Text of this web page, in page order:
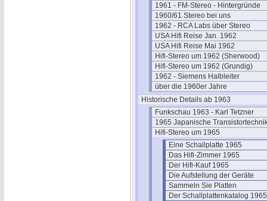
1961 - FM-Stereo - Hintergründe
1960/61 Stereo bei uns
1962 - RCA Labs über Stereo
USA Hifi Reise Jan. 1962
USA Hifi Reise Mai 1962
Hifi-Stereo um 1962 (Sherwood)
Hifi-Stereo um 1962 (Grundig)
1962 - Siemens Halbleiter
über die 1960er Jahre
Historische Details ab 1963
Funkschau 1963 - Karl Tetzner
1965 Japanische
Hifi-Stereo um 1965
Eine Schallplatte 1965
Das Hifi-Zimmer 1965
Der Hifi-Kauf 1965
Die Aufstellung der Geräte
Sammeln Sie Platten
Der Schallplattenkatalog 1965